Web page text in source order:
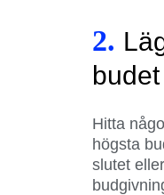
2.
budet
Hitta
högsta
slutet